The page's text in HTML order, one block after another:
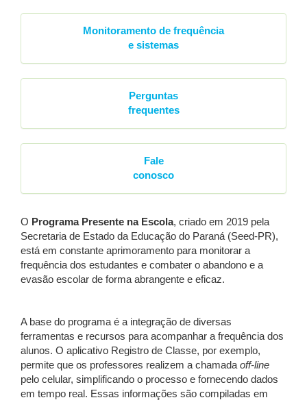
Monitoramento de frequência
e sistemas
Perguntas
frequentes
Fale
conosco
O Programa Presente na Escola, criado em 2019 pela
Secretaria de Estado da Educação do Paraná (Seed-PR),
está em constante aprimoramento para monitorar a
frequência dos estudantes e combater o abandono e a
evasão escolar de forma abrangente e eficaz.
A base do programa é a integração de diversas
ferramentas e recursos para acompanhar a frequência dos
alunos. O aplicativo Registro de Classe, por exemplo,
permite que os professores realizem a chamada off-line
pelo celular, simplificando o processo e fornecendo dados
em tempo real. Essas informações são compiladas em